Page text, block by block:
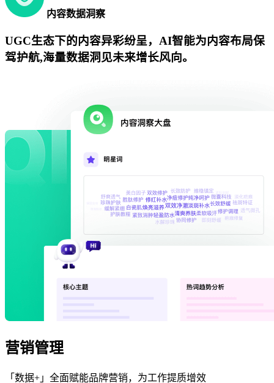
内容数据洞察
UGC生态下的内容异彩纷呈，AI智能为内容布局保
驾护航,海量数据洞见未来增长风向。
营销管理
「数据+」全面赋能品牌营销，为工作提质增效